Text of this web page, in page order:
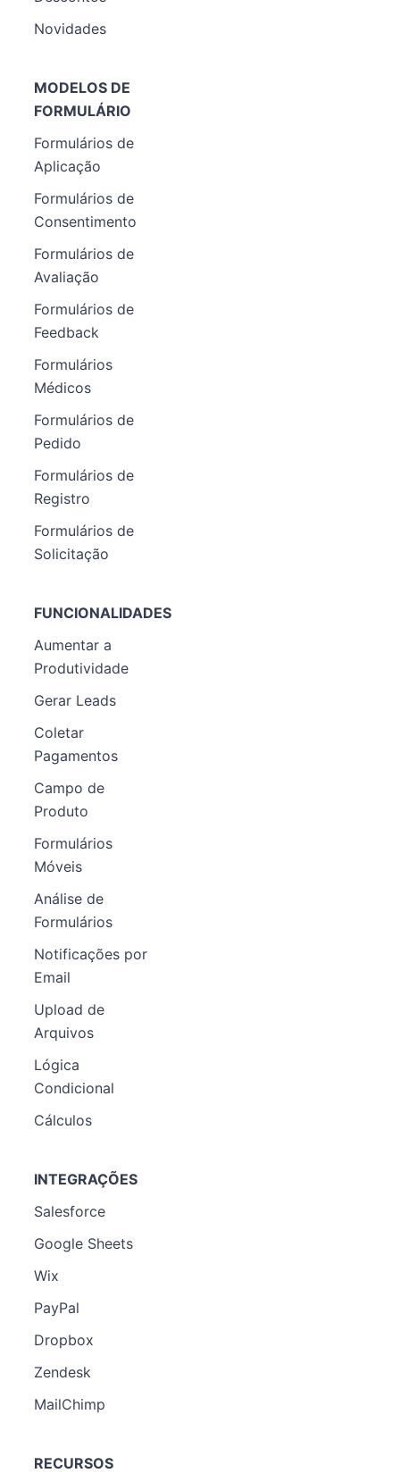
Novidades
MODELOS DE
FORMULÁRIO
Formulários de
Aplicação
Formulários de
Consentimento
Formulários de
Avaliação
Formulários de
Feedback
Formulários
Médicos
Formulários de
Pedido
Formulários de
Registro
Formulários de
Solicitação
FUNCIONALIDADES
Aumentar a
Produtividade
Gerar Leads
Coletar
Pagamentos
Campo de
Produto
Formulários
Móveis
Análise de
Formulários
Notificações por
Email
Upload de
Arquivos
Lógica
Condicional
Cálculos
INTEGRAÇÕES
Salesforce
Google Sheets
Wix
PayPal
Dropbox
Zendesk
MailChimp
RECURSOS